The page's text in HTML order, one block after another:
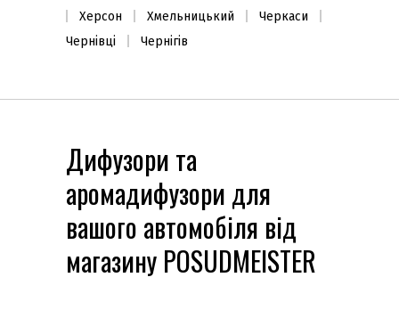
Херсон
Хмельницький
Черкаси
Чернівці
Чернігів
Дифузори та
аромадифузори для
вашого автомобіля від
магазину POSUDMEISTER